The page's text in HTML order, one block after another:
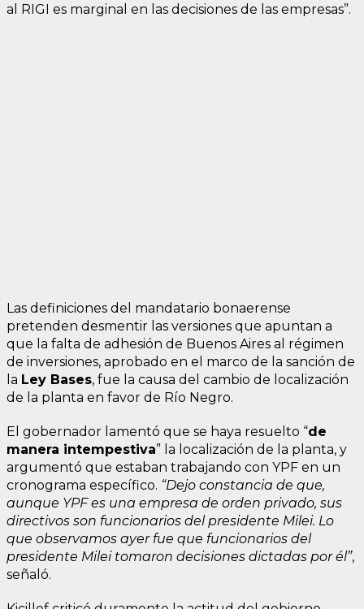
al RIGI es marginal en las decisiones de las empresas”.
Las definiciones del mandatario bonaerense
pretenden desmentir las versiones que apuntan a
que la falta de adhesión de Buenos Aires al régimen
de inversiones, aprobado en el marco de la sanción de
la Ley Bases, fue la causa del cambio de localización
de la planta en favor de Río Negro.
El gobernador lamentó que se haya resuelto “de
manera intempestiva” la localización de la planta, y
argumentó que estaban trabajando con YPF en un
cronograma específico. “Dejo constancia de que,
aunque YPF es una empresa de orden privado, sus
directivos son funcionarios del presidente Milei. Lo
que observamos ayer fue que funcionarios del
presidente Milei tomaron decisiones dictadas por él”,
señaló.